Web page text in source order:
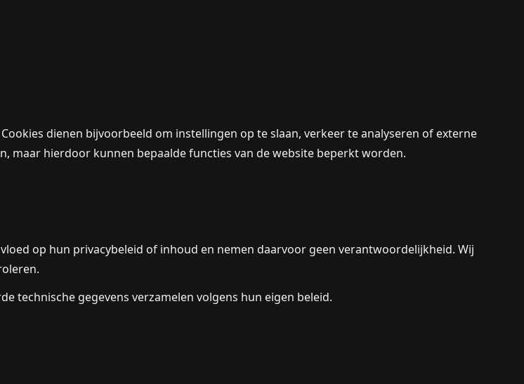
dienen bijvoorbeeld om instellingen op te slaan, verkeer te analyseren of externe
maar hierdoor kunnen bepaalde functies van de website beperkt worden.
op hun privacybeleid of inhoud en nemen daarvoor geen verantwoordelijkheid. Wij
technische gegevens verzamelen volgens hun eigen beleid.